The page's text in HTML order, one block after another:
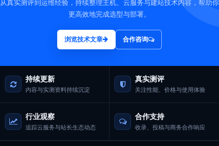
从真实测评到运维经验，持续整理主机、云服务与建站技术内容，帮助你
更高效地完成选型与部署。
浏览技术文章 合作咨询
持续更新
内容与实测资料持续沉淀
真实测评
关注性能、价格与使用体验
行业观察
追踪云服务与站长生态动态
合作支持
收录、投稿与商务合作响应